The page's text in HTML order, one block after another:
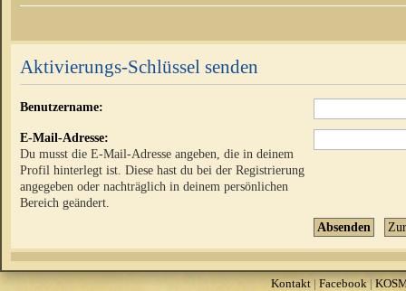
Aktivierungs-Schlüssel senden
Benutzername:
E-Mail-Adresse:
Du musst die E-Mail-Adresse angeben, die in deinem
Profil hinterlegt ist. Diese hast du bei der Registrierung
angegeben oder nachträglich in deinem persönlichen
Bereich geändert.
Kontakt| Facebook |